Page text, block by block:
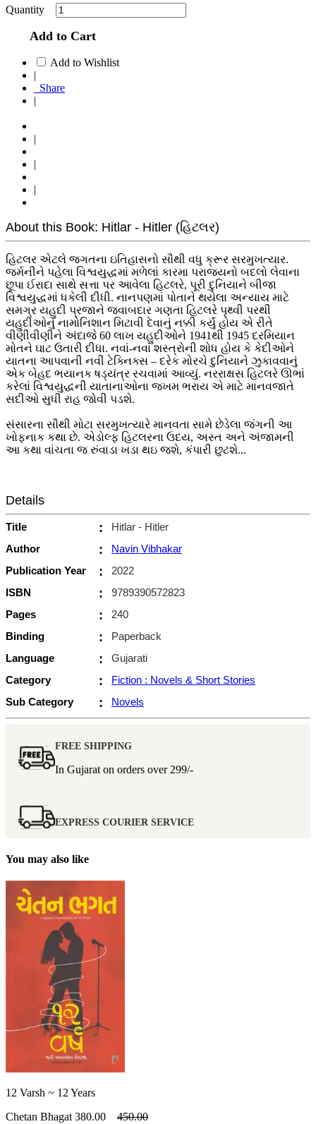
Quantity
Add to Cart
Add to Wishlist
|
Share
|
|
|
|
About this Book: Hitlar - Hitler (હિટલર)
હિટલર એટલે જગતના ઇતિહાસનો સૌથી વધુ ક્રૂર સરમુખત્યાર.
જર્મનીને પહેલા વિશ્વયુદ્ધમાં મળેલાં કારમા પરાજયનો બદલો લેવાના
છૂપા ઈરાદા સાથે સત્તા પર આવેલા હિટલરે, પૂરી દુનિયાને બીજા
વિશ્વયુદ્ધમાં ધકેલી દીધી. નાનપણમાં પોતાને થયેલા અન્યાય માટે
સમગ્ર યહુદી પ્રજાને જવાબદાર ગણતા હિટલરે પૃથ્વી પરથી
યહુદીઓનું નામોનિશાન મિટાવી દેવાનું નક્કી કર્યું હોય એ રીતે
વીણીવીણીને અંદાજે 60 લાખ યહુદીઓને 1941થી 1945 દરમિયાન
મોતને ઘાટ ઉતારી દીધા. નવાં-નવાં શસ્ત્રોની શોધ હોય કે કેદીઓને
યાતના આપવાની નવી ટેક્નિક્સ – દરેક મોરચે દુનિયાને ઝુકાવવાનું
એક બેહદ ભયાનક ષડ્યંત્ર રચવામાં આવ્યું. નરરાક્ષસ હિટલરે ઊભાં
કરેલાં વિશ્વયુદ્ધની યાતાનાઓના જખમ ભરાય એ માટે માનવજાતે
સદીઓ સુધી રાહ જોવી પડશે.
સંસારના સૌથી મોટા સરમુખત્યારે માનવતા સામે છેડેલા જંગની આ
ખોફનાક કથા છે. એડોલ્ફ હિટલરના ઉદય, અસ્ત અને અંજામની
આ કથા વાંચતા જ રુંવાડા ખડા થઇ જશે, કંપારી છુટશે...
Details
Title :
Hitlar - Hitler
Author
:
Navin Vibhakar
Publication Year
:
2022
ISBN
:
9789390572823
Pages
:
240
Binding
:
Paperback
Language
:
Gujarati
Category
:
Fiction : Novels & Short Stories
Sub Category
: Novels
FREE SHIPPING
In Gujarat on orders over 299/-
EXPRESS COURIER SERVICE
You may also like
12 Varsh ~ 12 Years
Chetan Bhagat 380.00
450.00